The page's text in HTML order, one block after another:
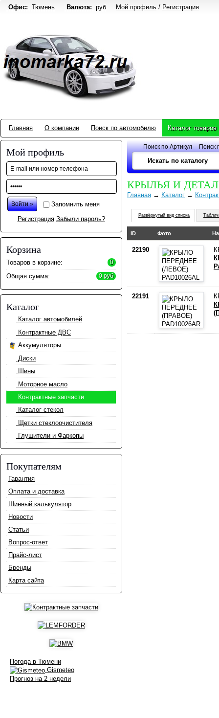
Офис: Тюмень Валюта: руб Мой профиль / Регистрация
Главная О компании Поиск по автомобилю Каталог товаров
Мой профиль
Запомнить меня
Регистрация Забыли пароль?
Корзина
Товаров в корзине: 0
Общая сумма: 0 руб
Каталог
Каталог автомобилей
Контрактные ДВС
Аккумуляторы
Диски
Шины
Моторное масло
Контрактные запчасти
Каталог стекол
Щетки стеклоочистителя
Глушители и Фаркопы
Покупателям
Гарантия
Оплата и доставка
Шинный калькулятор
Новости
Статьи
Вопрос-ответ
Прайс-лист
Бренды
Карта сайта
Погода в Тюмени
Gismeteo
Прогноз на 2 недели
Поиск по Артикул Поиск
КРЫЛЬЯ И
Главная → Каталог →
Развёрнутый вид списка
ID Фото
22190
22191